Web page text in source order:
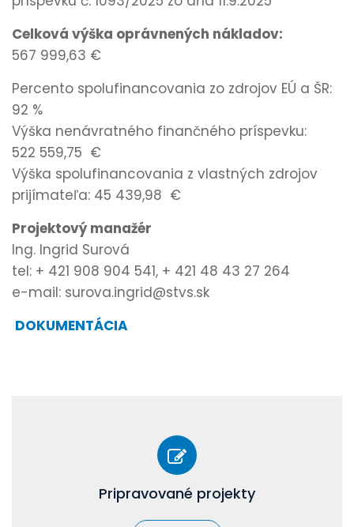
Celková výška oprávnených nákladov:
567 999,63 €
Percento spolufinancovania zo zdrojov EÚ a ŠR:
92 %
Výška nenávratného finančného príspevku:
522 559,75 €
Výška spolufinancovania z vlastných zdrojov
prijímateľa: 45 439,98 €
Projektový manažér
Ing. Ingrid Surová
tel: + 421 908 904 541, + 421 48 43 27 264
e-mail: surova.ingrid@stvs.sk
DOKUMENTÁCIA
Pripravované projekty